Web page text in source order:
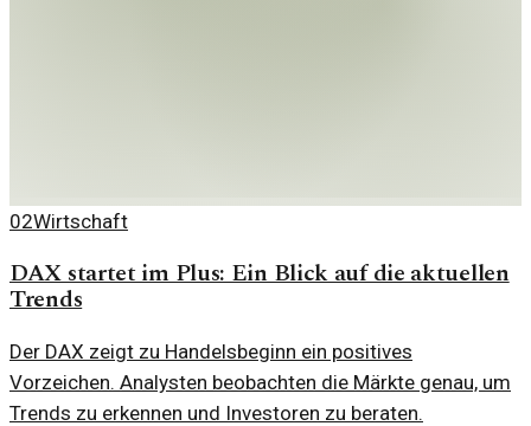
02Wirtschaft
DAX startet im Plus: Ein Blick auf die aktuellen
Trends
Der DAX zeigt zu Handelsbeginn ein positives
Vorzeichen. Analysten beobachten die Märkte genau, um
Trends zu erkennen und Investoren zu beraten.